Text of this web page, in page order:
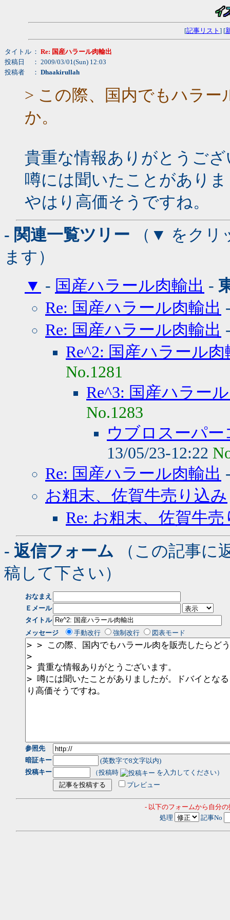
[記事リスト ] [
タイトル ： Re: 国産ハラール肉輸出
投稿日
： 2009/03/01(Sun) 12:03
投稿者
： Dhaakirullah
> この際、国内でもハラ
か。
貴重な情報ありがとうご
噂には聞いたことがあり
やはり高価そうですね。
- 関連一覧ツリー （▼ をクリ
ます）
▼ - 国産ハラール肉輸出 -
Re: 国産ハラール肉輸出
Re: 国産ハラール肉輸出
Re^2: 国産ハラール肉
No.1281
Re^3: 国産ハラー
No.1283
ウブロスーパー
13/05/23-12:22
Re: 国産ハラール肉輸出
お粗末、佐賀牛売り込み
Re: お粗末、佐賀牛
- 返信フォーム （この記事に
稿して下さい）
おなまえ
Ｅメール
タイトル
メッセージ
手動改行 強制改行 図表モード
参照先
暗証キー
(英数字で8文字以内)
投稿キー
（投稿時
を入力してください）
プレビュー
- 以下のフォームから自分
処理
記事No